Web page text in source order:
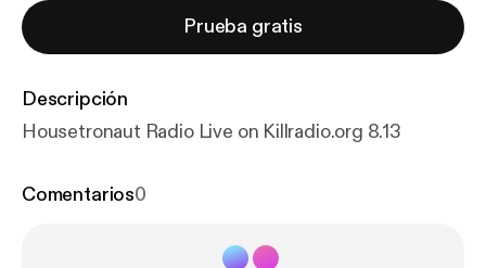
Prueba gratis
Descripción
Housetronaut Radio Live on Killradio.org 8.13
Comentarios0